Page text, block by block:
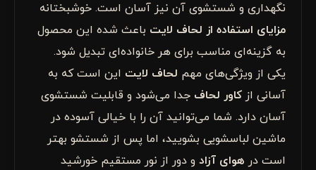
نگهداری و شستشوی آن نیز آسان است. خوشبختانه
مزایای استفاده از لحاف لایت باعث شده این محصول
به گزینه‌ای مناسب برای هر خانواده‌ای تبدیل شود.
یکی از ویژگی‌های مهم لحاف لایت این است که به
آسانی از کاور لحاف جدا می‌شود و قابلیت شستشوی
آسان دارد. شما می‌توانید آن را با خیالی آسوده در
ماشین لباسشویی بشویید، اما پس از شستشو بهتر
است در هوای آزادو دور از نور مستقیم خورشید